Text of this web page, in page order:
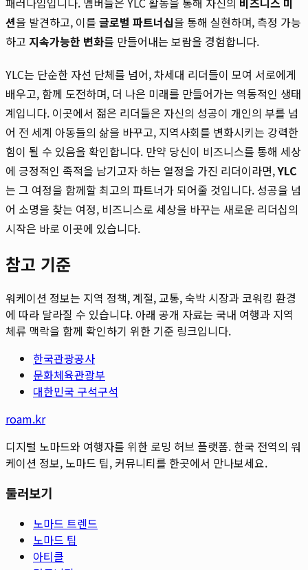
션을 발견하고, 이를 글로벌 파트너십을 통해 실현하며, 측정 가능
하고 지속가능한 변화를 만들어내는 보람을 경험합니다.
YLC는 단순한 자선 단체를 넘어, 차세대 리더들이 모여 서로에게
배우고, 함께 도전하며, 더 나은 미래를 만들어가는 역동적인 생태
계입니다. 이곳에서 젊은 리더들은 자신의 성공이 개인의 부를 넘
어 전 세계 아동들의 삶을 바꾸고, 지역사회를 변화시키는 강력한
힘이 될 수 있음을 확인합니다. 만약 당신이 비즈니스를 통해 세상
에 긍정적인 족적을 남기고자 하는 열정을 가진 리더이라면,YLC
는 그 여정을 함께할 최고의 파트너가 되어줄 것입니다. 성공을 넘
어 소명을 찾는 여정, 비즈니스로 세상을 바꾸는 새로운 리더십의
시작은 바로 이곳에 있습니다.
참고 기준
워케이션 정보는 지역 정책, 계절, 교통, 숙박 시장과 코워킹 환경
에 따라 달라질 수 있습니다. 아래 공개 자료는 국내 여행과 지역
체류 맥락을 함께 확인하기 위한 기준 링크입니다.
한국관광공사
문화체육관광부
대한민국 구석구석
roam.kr
디지털 노마드와 여행자를 위한 로밍 허브 플랫폼. 한국 전역의 워
케이션 정보, 노마드 팁, 커뮤니티를 한곳에서 만나보세요.
둘러보기
노마드 트렌드
노마드 팁
아티클